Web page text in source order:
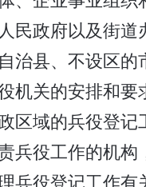
民政府以及街道
治县、不设区的
机关的安排和要
区域的兵役登记
兵役工作的机构
兵役登记工作有